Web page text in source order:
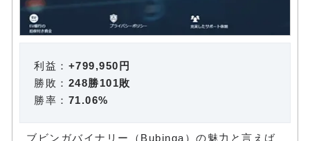
利益： +799,950円
勝敗： 248勝101敗
勝率： 71.06%
ブビンガバイナリー（Bubinga）の魅力と言えば